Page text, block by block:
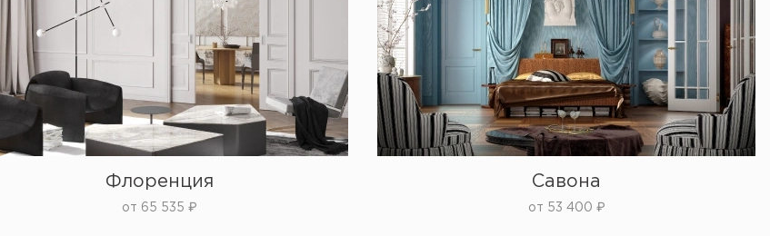
Флоренция
от 65 535 ₽
Савона
от 53 400 ₽